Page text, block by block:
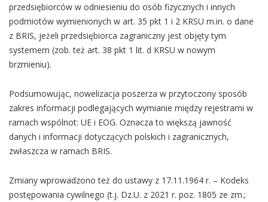
przedsiębiorców w odniesieniu do osób fizycznych i innych
podmiotów wymienionych w art. 35 pkt 1 i 2 KRSU m.in. o dane
z BRIS, jeżeli przedsiębiorca zagraniczny jest objęty tym
systemem (zob. też art. 38 pkt 1 lit. d KRSU w nowym
brzmieniu).
Podsumowując, nowelizacja poszerza w przytoczony sposób
zakres informacji podlegających wymianie między rejestrami w
ramach wspólnot: UE i EOG. Oznacza to większą jawność
danych i informacji dotyczących polskich i zagranicznych,
zwłaszcza w ramach BRIS.
Zmiany wprowadzono też do ustawy z 17.11.1964 r. – Kodeks
postępowania cywilnego (t.j. Dz.U. z 2021 r. poz. 1805 ze zm.;